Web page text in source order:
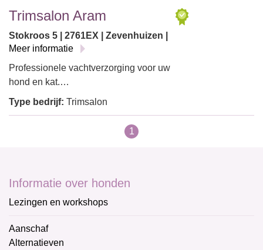
Trimsalon Aram
Stokroos 5 | 2761EX | Zevenhuizen |
Meer informatie
Professionele vachtverzorging voor uw
hond en kat.…
Type bedrijf: Trimsalon
1
Informatie over honden
Lezingen en workshops
Aanschaf
Alternatieven